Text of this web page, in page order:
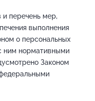
и перечень мер,
выполнения
о персональных
ним нормативными
Законом